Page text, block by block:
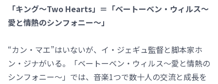
「キング～Two Hearts」＝「ベートーベン・ウィルス～
愛と情熱のシンフォニー～」
“カン・マエ”はいないが、イ・ジェギュ監督と脚本家ホ
ン・ジナがいる。「ベートーベン・ウィルス～愛と情熱の
シンフォニー～」では、音楽1つで数十人の交流と成長を